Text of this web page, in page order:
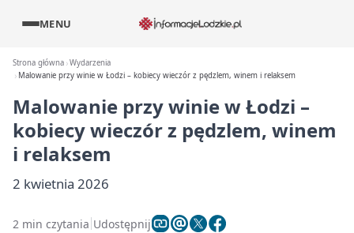
MENU
Strona główna Wydarzenia
Malowanie przy winie w Łodzi – kobiecy wieczór z pędzlem, winem i relaksem
Malowanie przy winie w Łodzi –
kobiecy wieczór z pędzlem, winem
i relaksem
2 kwietnia 2026
2 min czytania Udostępnij